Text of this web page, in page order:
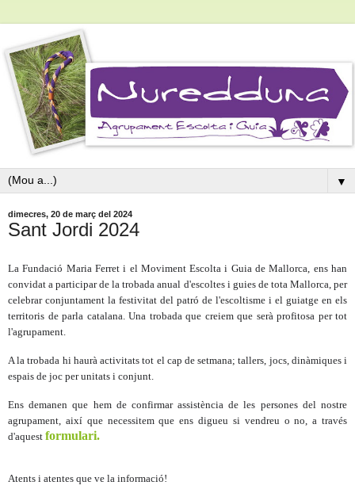
▼
dimecres, 20 de març del 2024
Sant Jordi 2024
La Fundació Maria Ferret i el Moviment Escolta i Guia de Mallorca, ens han
convidat a participar de la trobada anual d'escoltes i guies de tota Mallorca, per
celebrar conjuntament la festivitat del patró de l'escoltisme i el guiatge en els
territoris de parla catalana. Una trobada que creiem que serà profitosa per tot
l'agrupament.
A la trobada hi haurà activitats tot el cap de setmana; tallers, jocs, dinàmiques i
espais de joc per unitats i conjunt.
Ens demanen que hem de confirmar assistència de les persones del nostre
agrupament, així que necessitem que ens digueu si vendreu o no, a través
d'aquest formulari.
Atents i atentes que ve la informació!